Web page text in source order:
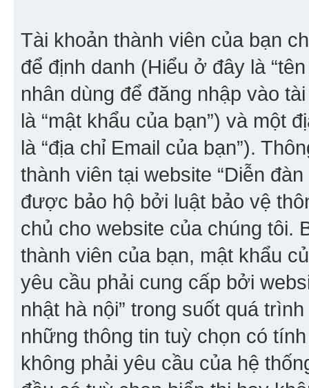
Tài khoản thành viên của bạn
để định danh (Hiểu ở đây là
nhân dùng để đăng nhập vào
là “mật khẩu của bạn”) và một
là “địa chỉ Email của bạn”).
thành viên tại website “Diễn
được bảo hộ bởi luật bảo vệ
chủ cho website của chúng tôi.
thành viên của bạn, mật khẩu
yêu cầu phải cung cấp bởi
nhật hà nội” trong suốt quá
những thông tin tuỳ chọn có
không phải yêu cầu của hệ